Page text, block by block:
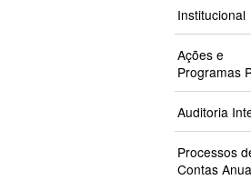
Institucional
Ações e
Programas
Auditoria
Processos
Contas